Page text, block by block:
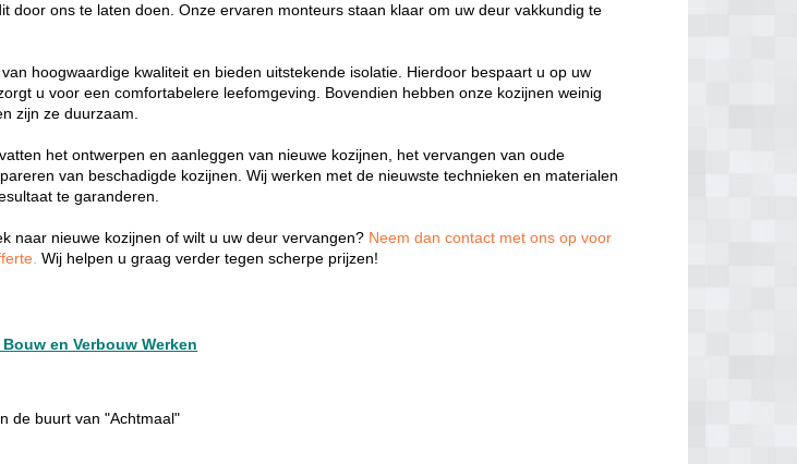
door ons te laten doen. Onze ervaren monteurs staan klaar om uw deur vakkundig te
hoogwaardige kwaliteit en bieden uitstekende isolatie. Hierdoor bespaart u op uw
u voor een comfortabelere leefomgeving. Bovendien hebben onze kozijnen weinig
zijn ze duurzaam.
het ontwerpen en aanleggen van nieuwe kozijnen, het vervangen van oude
van beschadigde kozijnen. Wij werken met de nieuwste technieken en materialen
te garanderen.
naar nieuwe kozijnen of wilt u uw deur vervangen? Neem dan contact met ons op voor
Wij helpen u graag verder tegen scherpe prijzen!
en Verbouw Werken
de buurt van "Achtmaal"